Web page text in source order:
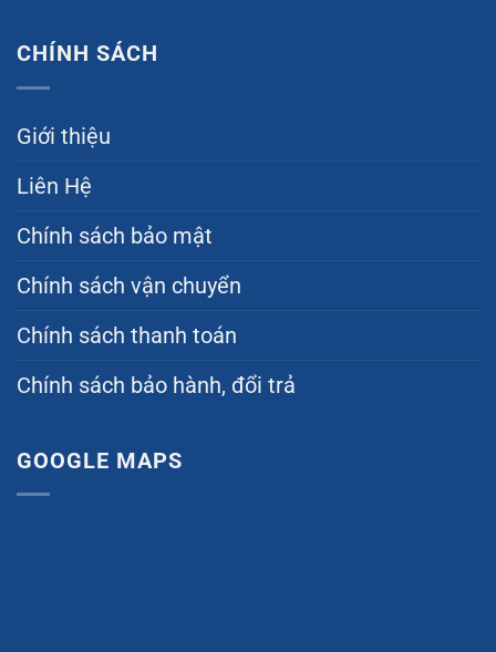
CHÍNH SÁCH
Giới thiệu
Liên Hệ
Chính sách bảo mật
Chính sách vận chuyển
Chính sách thanh toán
Chính sách bảo hành, đổi trả
GOOGLE MAPS